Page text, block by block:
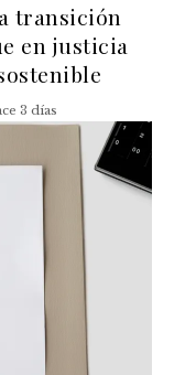
transición
en justicia
3 días